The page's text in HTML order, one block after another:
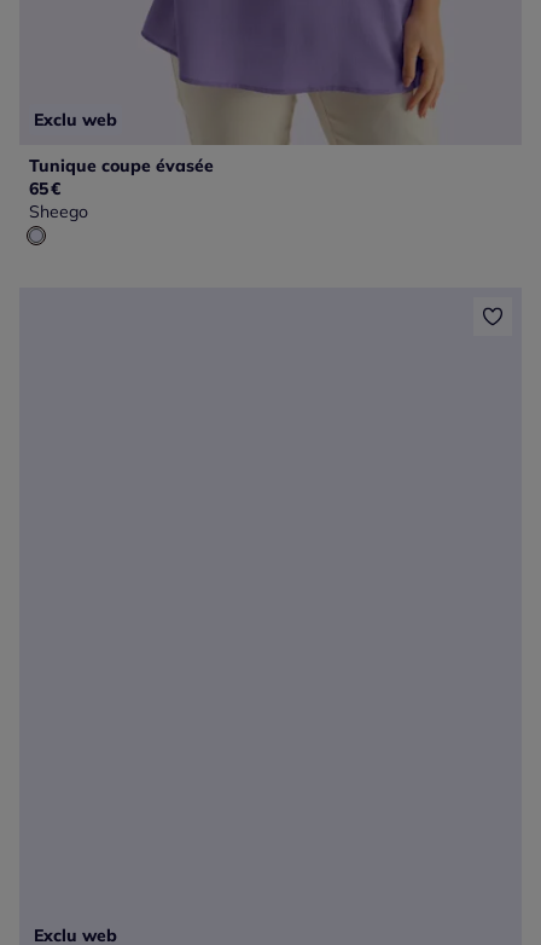
Exclu web
Tunique coupe évasée
65€
Sheego
Exclu web